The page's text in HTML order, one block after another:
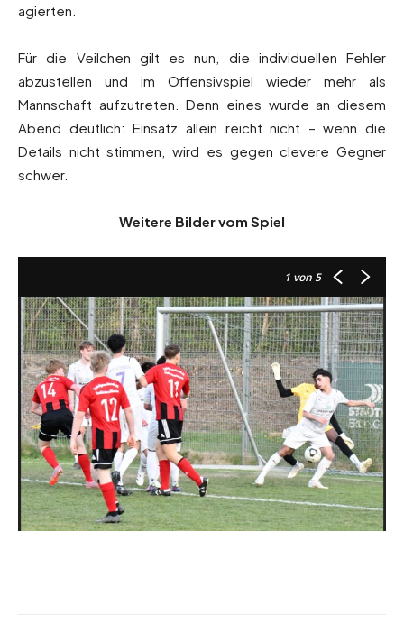
agierten.
Für die Veilchen gilt es nun, die individuellen Fehler
abzustellen und im Offensivspiel wieder mehr als
Mannschaft aufzutreten. Denn eines wurde an diesem
Abend deutlich: Einsatz allein reicht nicht – wenn die
Details nicht stimmen, wird es gegen clevere Gegner
schwer.
Weitere Bilder vom Spiel
1 von 5